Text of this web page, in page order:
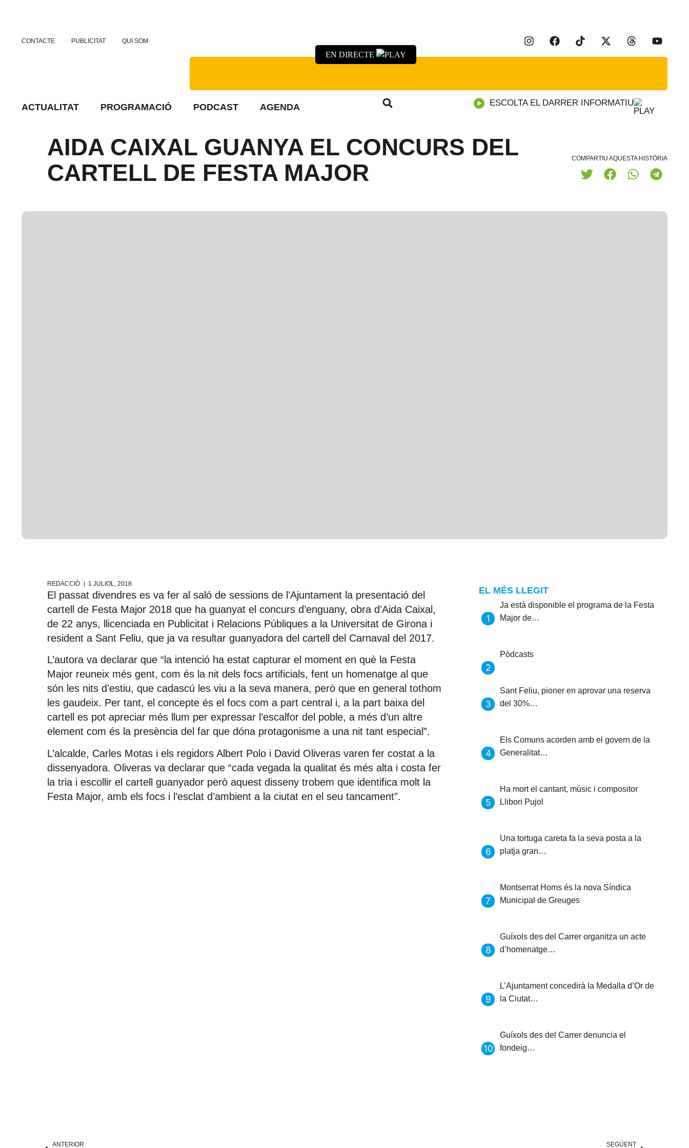
CONTACTE PUBLICITAT QUI SOM
EN DIRECTE
ACTUALITAT PROGRAMACIÓ PODCAST AGENDA ESCOLTA EL DARRER INFORMATIU
AIDA CAIXAL GUANYA EL CONCURS DEL
CARTELL DE FESTA MAJOR
COMPARTIU AQUESTA HISTÒRIA
REDACCIÓ 1 JULIOL, 2018
El passat divendres es va fer al saló de sessions de l’Ajuntament la presentació del
cartell de Festa Major 2018 que ha guanyat el concurs d’enguany, obra d’Aida Caixal,
de 22 anys, llicenciada en Publicitat i Relacions Públiques a la Universitat de Girona i
resident a Sant Feliu, que ja va resultar guanyadora del cartell del Carnaval del 2017.
L’autora va declarar que “la intenció ha estat capturar el moment en què la Festa
Major reuneix més gent, com és la nit dels focs artificials, fent un homenatge al que
són les nits d’estiu, que cadascú les viu a la seva manera, però que en general tothom
les gaudeix. Per tant, el concepte és el focs com a part central i, a la part baixa del
cartell es pot apreciar més llum per expressar l’escalfor del poble, a més d’un altre
element com és la presència del far que dóna protagonisme a una nit tant especial”.
L’alcalde, Carles Motas i els regidors Albert Polo i David Oliveras varen fer costat a la
dissenyadora. Oliveras va declarar que “cada vegada la qualitat és més alta i costa fer
la tria i escollir el cartell guanyador però aquest disseny trobem que identifica molt la
Festa Major, amb els focs i l’esclat d’ambient a la ciutat en el seu tancament”.
EL MÉS LLEGIT
Ja està disponible el programa de la Festa
Major de…
Pòdcasts
Sant Feliu, pioner en aprovar una reserva
del 30%…
Els Comuns acorden amb el govern de la
Generalitat…
Ha mort el cantant, músic i compositor
Llibori Pujol
Una tortuga careta fa la seva posta a la
platja gran…
Montserrat Homs és la nova Síndica
Municipal de Greuges
Guíxols des del Carrer organitza un acte
d’homenatge…
L’Ajuntament concedirà la Medalla d’Or de
la Ciutat…
Guíxols des del Carrer denuncia el
fondeig…
ANTERIOR SEGÜENT